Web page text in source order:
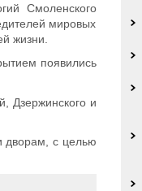
Смоленского
мировых
жизни.
появились
Дзержинского и
дворам, с целью